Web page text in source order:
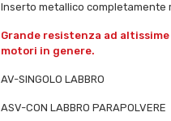
Inserto metallico completamente
Grande resistenza ad
motori in genere.
AV-SINGOLO LABBRO
ASV-CON LABBRO PARAPOLVERE